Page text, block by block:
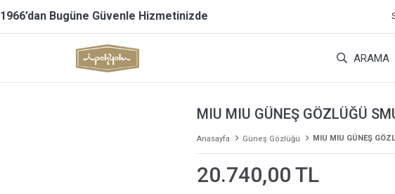
1966’dan Bugüne Güvenle Hizmetinizde
ARAMA
MIU MIU GÜNEŞ GÖZLÜĞÜ
Anasayfa Güneş Gözlüğü MIU MIU GÜNEŞ
20.740,00 TL